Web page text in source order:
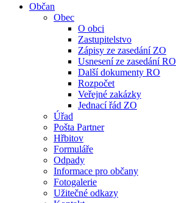
Občan
Obec
O obci
Zastupitelstvo
Zápisy ze zasedání ZO
Usnesení ze zasedání RO
Další dokumenty RO
Rozpočet
Veřejné zakázky
Jednací řád ZO
Úřad
Pošta Partner
Hřbitov
Formuláře
Odpady
Informace pro občany
Fotogalerie
Užitečné odkazy